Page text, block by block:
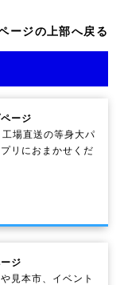
ージの上部へ戻る
ージ
場直送の等身大パ
リ におまかせくだ
ジ
見本市、イベント